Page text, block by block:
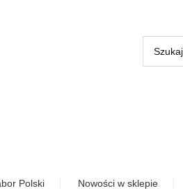
Polski Nowości w sklepie